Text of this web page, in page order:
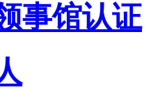
事馆认证